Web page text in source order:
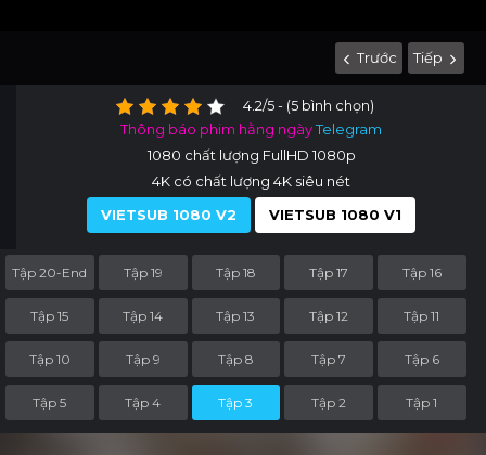
Trước Tiếp
4.2/5 - (5 bình chọn)
Thông báo phim hằng ngàyTelegram
1080 chất lượng FullHD 1080p
4K có chất lượng 4K siêu nét
VIETSUB 1080 V2
VIETSUB 1080 V1
Tập 20-End Tập 19 Tập 18 Tập 17 Tập 16
Tập 15 Tập 14 Tập 13 Tập 12 Tập 11
Tập 10 Tập 9 Tập 8 Tập 7 Tập 6
Tập 5 Tập 4 Tập 3 Tập 2 Tập 1